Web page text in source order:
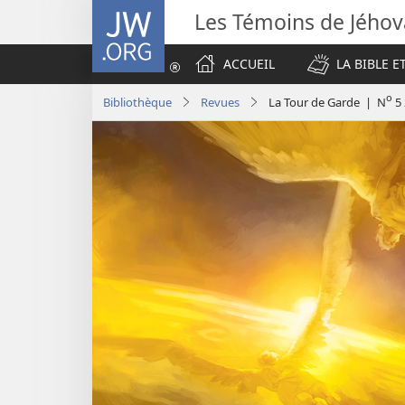
JW.ORG Les Témoins de
ACCUEIL
LA BIBLE
Bibliothèque Revues La Tour de Garde | No 5